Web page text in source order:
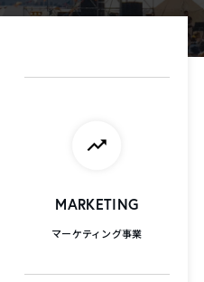
MARKETING
マーケティング事業